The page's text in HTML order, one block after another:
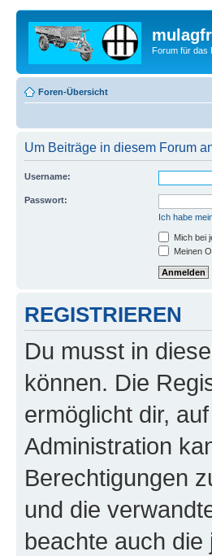
Forum für das
Foren-Übersicht
Um Beiträge in diesem Forum
Username:
Passwort:
Ich habe
Mich bei
Meinen
REGISTRIEREN
Du musst in
können. Die
ermöglicht dir,
Administration
Berechtigungen
und die
beachte auch